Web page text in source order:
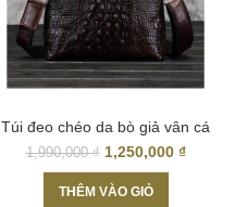
Túi đeo chéo da bò giả vân cá
sấu 03
1,990,000₫ 1,250,000 ₫
THÊM VÀO GIỎ